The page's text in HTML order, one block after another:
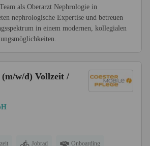
als Oberarzt Nephrologie in
nephrologische Expertise und betreuen
in einem modernen, kollegialen
w/d) Vollzeit /
Jobrad Onboarding